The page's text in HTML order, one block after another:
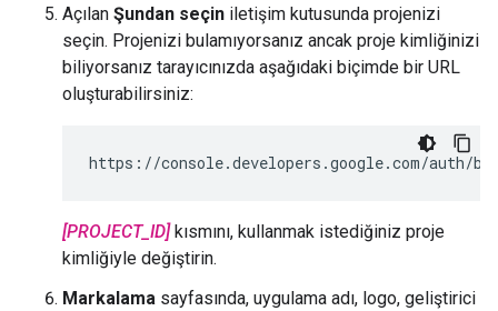
Açılan Şundan seçin iletişim kutusunda projenizi
seçin. Projenizi bulamıyorsanız ancak proje kimliğinizi
biliyorsanız tarayıcınızda aşağıdaki biçimde bir URL
oluşturabilirsiniz:
https://console.developers.google.com/auth/
[PROJECT_ID]kısmını, kullanmak istediğiniz proje
kimliğiyle değiştirin.
Markalama sayfasında, uygulama adı, logo, geliştirici